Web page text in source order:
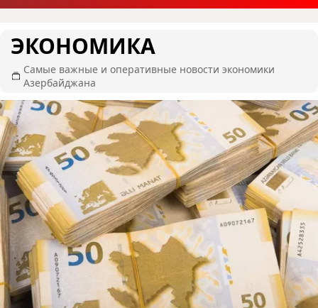
ЭКОНОМИКА
Самые важные и оперативные новости экономики
Азербайджана